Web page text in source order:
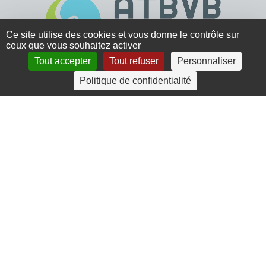
4 rue Crec’h-Ugen
22810 Belle Isle en Terre
Ce site utilise des cookies et vous donne le contrôle sur
ceux que vous souhaitez activer
Tout accepter
Tout refuser
Personnaliser
Politique de confidentialité